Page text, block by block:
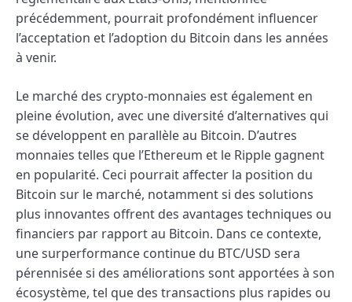
précédemment, pourrait profondément influencer
l’acceptation et l’adoption du Bitcoin dans les années
à venir.
Le marché des crypto-monnaies est également en
pleine évolution, avec une diversité d’alternatives qui
se développent en parallèle au Bitcoin. D’autres
monnaies telles que l’Ethereum et le Ripple gagnent
en popularité. Ceci pourrait affecter la position du
Bitcoin sur le marché, notamment si des solutions
plus innovantes offrent des avantages techniques ou
financiers par rapport au Bitcoin. Dans ce contexte,
une surperformance continue du BTC/USD sera
pérennisée si des améliorations sont apportées à son
écosystème, tel que des transactions plus rapides ou